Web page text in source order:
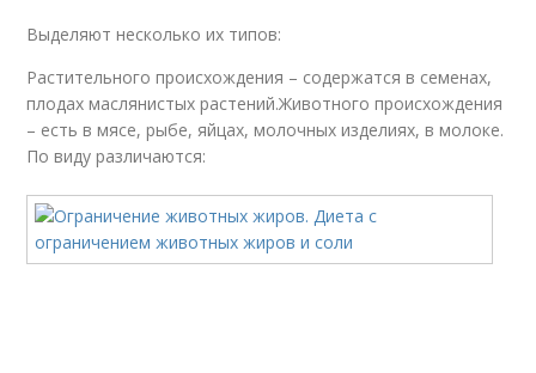
Выделяют несколько их типов:
Растительного происхождения – содержатся в семенах,
плодах маслянистых растений.Животного происхождения
– есть в мясе, рыбе, яйцах, молочных изделиях, в молоке.
По виду различаются: